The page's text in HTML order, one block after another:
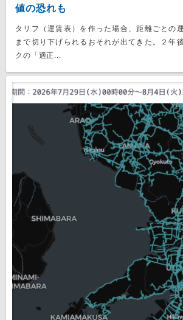
値の恐れも
タリフ（運賃表）を作った場合、距離ごとの
まで切り下げられるおそれが出てきた。２年
クの「適正...